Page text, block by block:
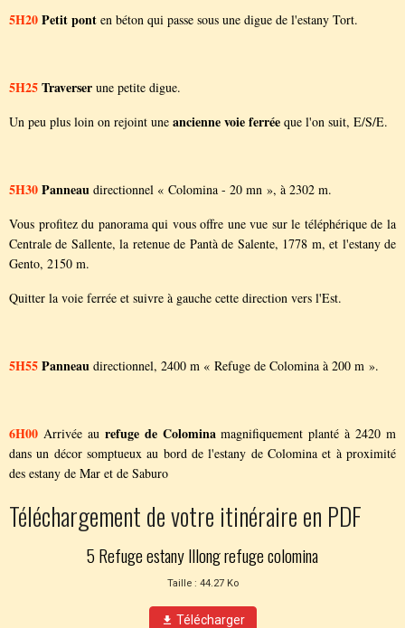
5H20Petit pont en béton qui passe sous une digue de l'estany Tort.
5H25Traverser une petite digue.
Un peu plus loin on rejoint une ancienne voie ferrée que l'on suit, E/S/E.
5H30Panneau directionnel « Colomina - 20 mn », à 2302 m.
Vous profitez du panorama qui vous offre une vue sur le téléphérique de la
Centrale de Sallente, la retenue de Pantà de Salente, 1778 m, et l'estany de
Gento, 2150 m.
Quitter la voie ferrée et suivre à gauche cette direction vers l'Est.
5H55Panneau directionnel, 2400 m « Refuge de Colomina à 200 m ».
6H00 Arrivée au refuge de Colomina magnifiquement planté à 2420 m
dans un décor somptueux au bord de l'estany de Colomina et à proximité
des estany de Mar et de Saburo
Téléchargement de votre itinéraire en PDF
5 Refuge estany lllong refuge colomina
Taille : 44.27 Ko
Télécharger